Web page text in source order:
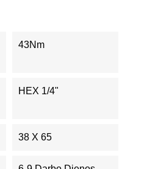
43Nm
HEX 1/4"
38 X 65